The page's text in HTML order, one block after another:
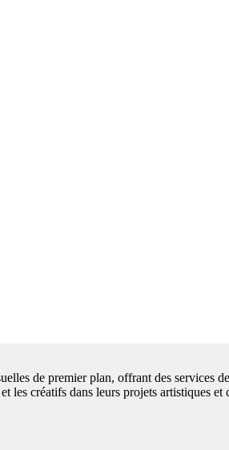
de premier plan, offrant des services
les créatifs dans leurs projets artistiques et